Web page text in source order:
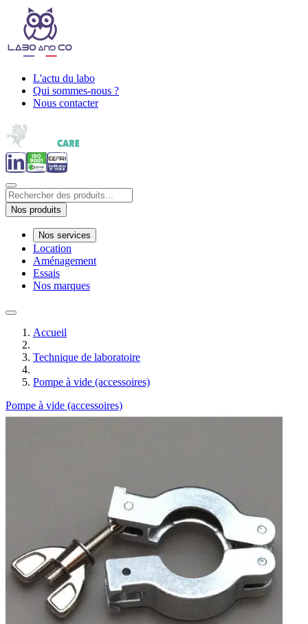
L'actu du labo
Qui sommes-nous ?
Nous contacter
Nos produits
Nos services
Location
Aménagement
Essais
Nos marques
Accueil
Technique de laboratoire
Pompe à vide (accessoires)
Pompe à vide (accessoires)